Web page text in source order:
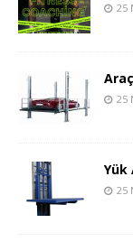
25
25
Yük
25